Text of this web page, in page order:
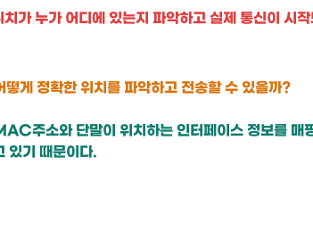
가 누가 어디에 있는지 파악하고 실제 통신이 시
주소와 단말이 위치하는 인터페이스 정보를
있기 때문이다.